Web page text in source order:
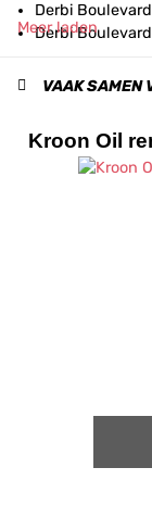
Derbi
Derbi
Gilera Runner
Gilera Runner
Gilera Runner
Gilera Runner
Gilera Runner
Gilera Runner
Meer laden
VAAK SAMEN
Kroon Oil